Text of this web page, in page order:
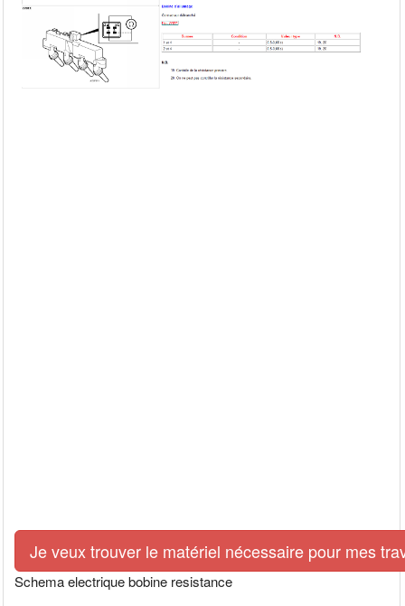
Je veux trouver le matériel nécessaire pour mes
Schema electrique bobine resistance